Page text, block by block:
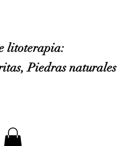
litoterapia:
Piedras naturales